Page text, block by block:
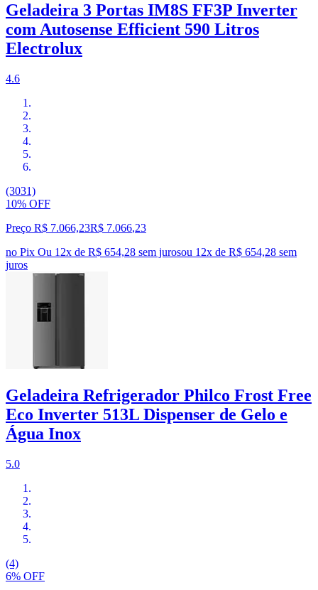
Geladeira 3 Portas IM8S FF3P Inverter
com Autosense Efficient 590 Litros
Electrolux
4.6
(3031)
10% OFF
Preço R$ 7.066,23R$ 7.066,23
no Pix Ou 12x de R$ 654,28 sem jurosou 12x de R$ 654,28 sem
juros
Geladeira Refrigerador Philco Frost Free
Eco Inverter 513L Dispenser de Gelo e
Água Inox
5.0
(4)
6% OFF